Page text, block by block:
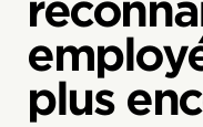
plus